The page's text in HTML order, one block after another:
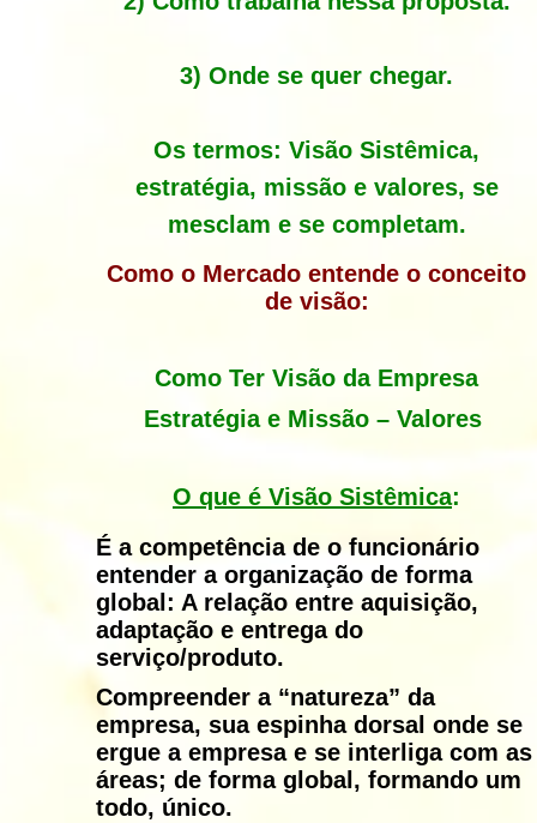
3) Onde se quer chegar.
Os termos: Visão Sistêmica,
estratégia, missão e valores, se
mesclam e se completam.
Como o Mercado entende o conceito
de visão:
Como Ter Visão da Empresa
Estratégia e Missão – Valores
O que é Visão Sistêmica:
É a competência de o funcionário
entender a organização de forma
global: A relação entre aquisição,
adaptação e entrega do
serviço/produto.
Compreender a “natureza” da
empresa, sua espinha dorsal onde se
ergue a empresa e se interliga com as
áreas; de forma global, formando um
todo, único.